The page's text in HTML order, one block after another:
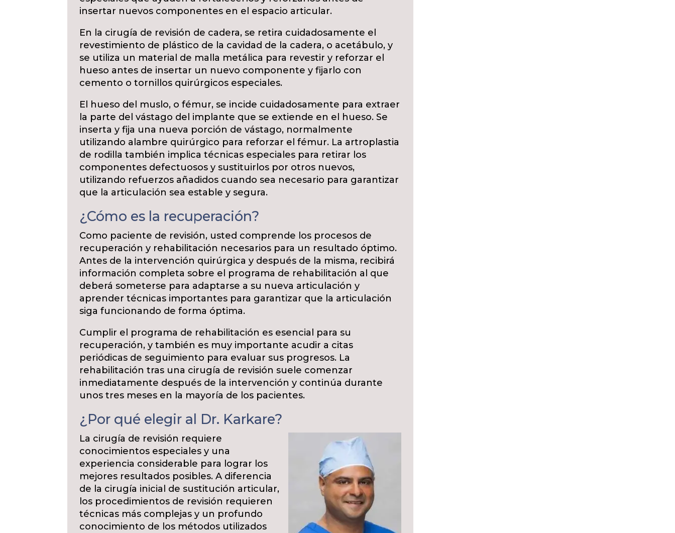
insertar nuevos componentes en el espacio articular.
En la cirugía de revisión de cadera, se retira cuidadosamente el
revestimiento de plástico de la cavidad de la cadera, o acetábulo, y
se utiliza un material de malla metálica para revestir y reforzar el
hueso antes de insertar un nuevo componente y fijarlo con
cemento o tornillos quirúrgicos especiales.
El hueso del muslo, o fémur, se incide cuidadosamente para extraer
la parte del vástago del implante que se extiende en el hueso. Se
inserta y fija una nueva porción de vástago, normalmente
utilizando alambre quirúrgico para reforzar el fémur. La artroplastia
de rodilla también implica técnicas especiales para retirar los
componentes defectuosos y sustituirlos por otros nuevos,
utilizando refuerzos añadidos cuando sea necesario para garantizar
que la articulación sea estable y segura.
¿Cómo es la recuperación?
Como paciente de revisión, usted comprende los procesos de
recuperación y rehabilitación necesarios para un resultado óptimo.
Antes de la intervención quirúrgica y después de la misma, recibirá
información completa sobre el programa de rehabilitación al que
deberá someterse para adaptarse a su nueva articulación y
aprender técnicas importantes para garantizar que la articulación
siga funcionando de forma óptima.
Cumplir el programa de rehabilitación es esencial para su
recuperación, y también es muy importante acudir a citas
periódicas de seguimiento para evaluar sus progresos. La
rehabilitación tras una cirugía de revisión suele comenzar
inmediatamente después de la intervención y continúa durante
unos tres meses en la mayoría de los pacientes.
¿Por qué elegir al Dr. Karkare?
La cirugía de revisión requiere
conocimientos especiales y una
experiencia considerable para lograr los
mejores resultados posibles. A diferencia
de la cirugía inicial de sustitución articular,
los procedimientos de revisión requieren
técnicas más complejas y un profundo
conocimiento de los métodos utilizados